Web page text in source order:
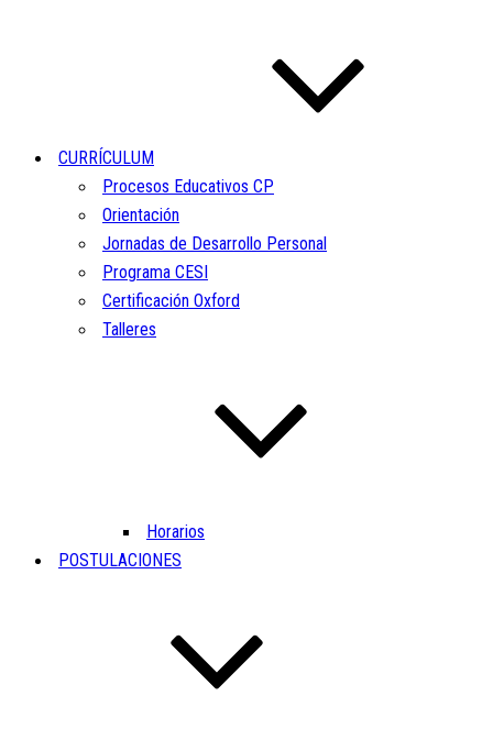
CURRÍCULUM
Procesos Educativos CP
Orientación
Jornadas de Desarrollo Personal
Programa CESI
Certificación Oxford
Talleres
Horarios
POSTULACIONES